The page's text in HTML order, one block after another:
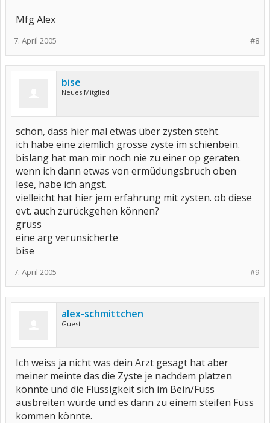
Mfg Alex
#8
7. April 2005
bise
Neues Mitglied
schön, dass hier mal etwas über zysten steht.
ich habe eine ziemlich grosse zyste im schienbein.
bislang hat man mir noch nie zu einer op geraten.
wenn ich dann etwas von ermüdungsbruch oben
lese, habe ich angst.
vielleicht hat hier jem erfahrung mit zysten. ob diese
evt. auch zurückgehen können?
gruss
eine arg verunsicherte
bise
#9
7. April 2005
alex-schmittchen
Guest
Ich weiss ja nicht was dein Arzt gesagt hat aber
meiner meinte das die Zyste je nachdem platzen
könnte und die Flüssigkeit sich im Bein/Fuss
ausbreiten würde und es dann zu einem steifen Fuss
kommen könnte.